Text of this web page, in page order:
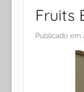
Fruits
Publicado em